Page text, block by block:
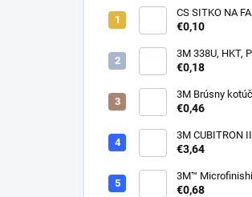
CS SITKO NA
€0,10
3M 338U, HKT,
150mm
€0,18
3M Brúsny kotúč zlatý 255P,
suchý zips, 15
150 mm
€0,46
3M CUBITRON
PÁSIK, 10 X 330
€3,64
3M™
Disc 268L, 9 Mic
€0,68